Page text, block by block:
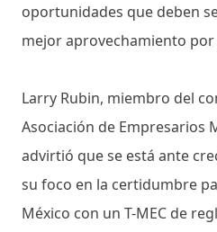
oportunidades que deben
mejor aprovechamiento
Larry Rubin, miembro del
Asociación de Empresarios
advirtió que se está ante
su foco en la certidumbre
México con un T-MEC de